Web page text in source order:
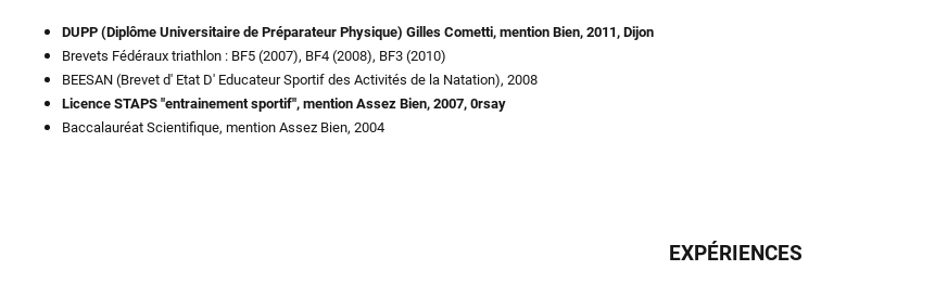
DUPP (Diplôme Universitaire de Préparateur Physique) Gilles Cometti, mention Bien, 2011, Dijon
Brevets Fédéraux triathlon : BF5 (2007), BF4 (2008), BF3 (2010)
BEESAN (Brevet d' Etat D' Educateur Sportif des Activités de la Natation), 2008
Licence STAPS "entrainement sportif", mention Assez Bien, 2007, 0rsay
Baccalauréat Scientifique, mention Assez Bien, 2004
EXPÉRIENCES